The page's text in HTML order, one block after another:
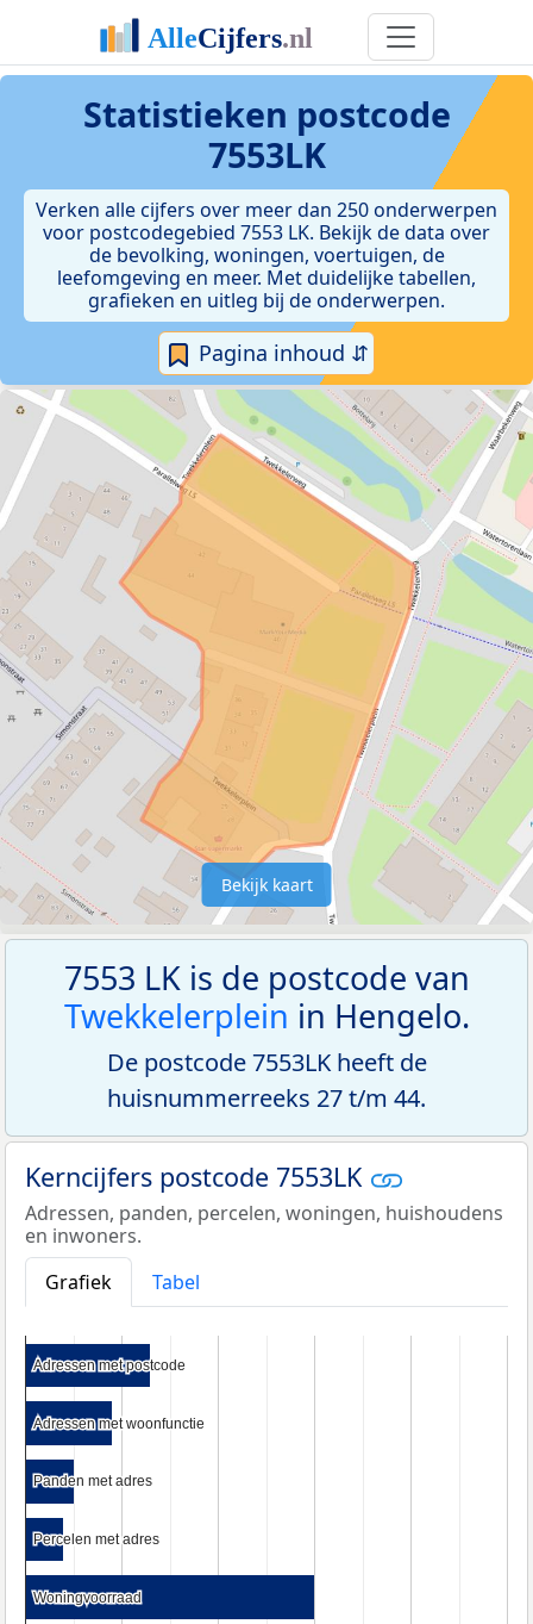
Statistieken postcode
7553LK
Verken alle cijfers over meer dan 250 onderwerpen
voor postcodegebied 7553 LK. Bekijk de data over
de bevolking, woningen, voertuigen, de
leefomgeving en meer. Met duidelijke tabellen,
grafieken en uitleg bij de onderwerpen.
Pagina inhoud ⇵
Bekijk kaart
7553 LK is de postcode van
Twekkelerplein in Hengelo.
De postcode 7553LK heeft de
huisnummerreeks 27 t/m 44.
Kerncijfers postcode 7553LK
Adressen, panden, percelen, woningen, huishoudens
en inwoners.
Grafiek
Tabel
Adressen met postcode
Adressen met postcode
Adressen met woonfunctie
Adressen met woonfunctie
Panden met adres
Panden met adres
Percelen met adres
Percelen met adres
Woningvoorraad
Woningvoorraad